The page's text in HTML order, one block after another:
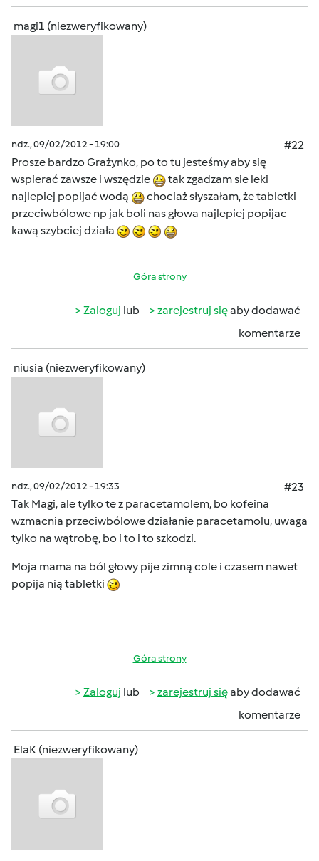
magi1 (niezweryfikowany)
ndz., 09/02/2012 - 19:00
#22
Prosze bardzo Grażynko, po to tu jesteśmy aby się
wspierać zawsze i wszędzie
tak zgadzam sie leki
najlepiej popijać wodą
chociaż słyszałam, że tabletki
przeciwbólowe np jak boli nas głowa najlepiej popijac
kawą szybciej działa
Góra strony
Zaloguj lub zarejestruj sięaby dodawać
komentarze
niusia (niezweryfikowany)
ndz., 09/02/2012 - 19:33
#23
Tak Magi, ale tylko te z paracetamolem, bo kofeina
wzmacnia przeciwbólowe działanie paracetamolu, uwaga
tylko na wątrobę, bo i to i to szkodzi.
Moja mama na ból głowy pije zimną cole i czasem nawet
popija nią tabletki
Góra strony
Zaloguj lub zarejestruj sięaby dodawać
komentarze
ElaK (niezweryfikowany)